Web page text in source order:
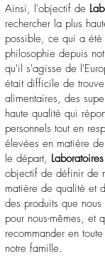
Ainsi, l'objectif de
rechercher la plus
possible, ce qui a
philosophie depuis
qu'il s'agisse de
était difficile de
alimentaires, des
haute qualité qui
personnels tout en
élevées en matière
le départ,
objectif de définir de
matière de qualité et
des produits que
pour nous-mêmes, et
recommander en
notre famille.